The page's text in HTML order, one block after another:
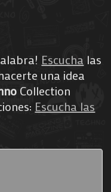
Escucha las
una idea
Collection
Escucha las